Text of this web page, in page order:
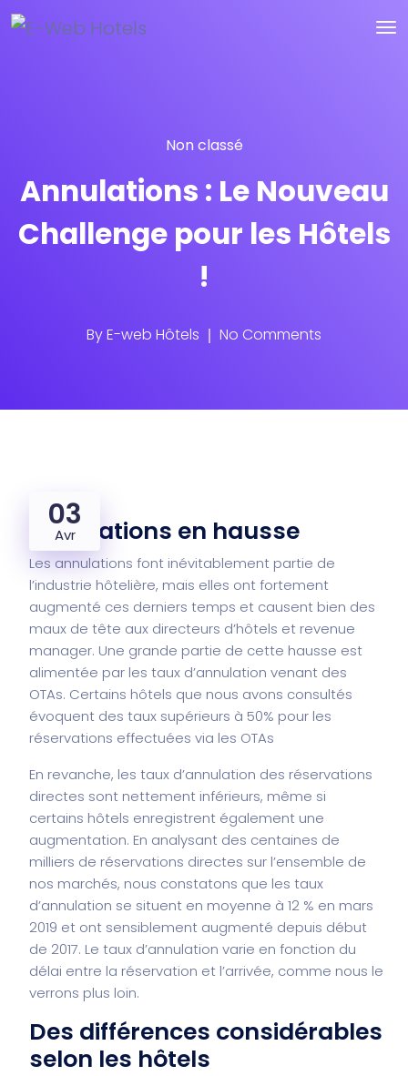
Non classé
Annulations : Le Nouveau
Challenge pour les Hôtels
!
ByE-web Hôtels No Comments
03
Avr
Annulations en hausse
Les annulations font inévitablement partie de
l’industrie hôtelière, mais elles ont fortement
augmenté ces derniers temps et causent bien des
maux de tête aux directeurs d’hôtels et revenue
manager. Une grande partie de cette hausse est
alimentée par les taux d’annulation venant des
OTAs. Certains hôtels que nous avons consultés
évoquent des taux supérieurs à 50% pour les
réservations effectuées via les OTAs
En revanche, les taux d’annulation des réservations
directes sont nettement inférieurs, même si
certains hôtels enregistrent également une
augmentation. En analysant des centaines de
milliers de réservations directes sur l’ensemble de
nos marchés, nous constatons que les taux
d’annulation se situent en moyenne à 12 % en mars
2019 et ont sensiblement augmenté depuis début
de 2017. Le taux d’annulation varie en fonction du
délai entre la réservation et l’arrivée, comme nous le
verrons plus loin.
Des différences considérables
selon les hôtels